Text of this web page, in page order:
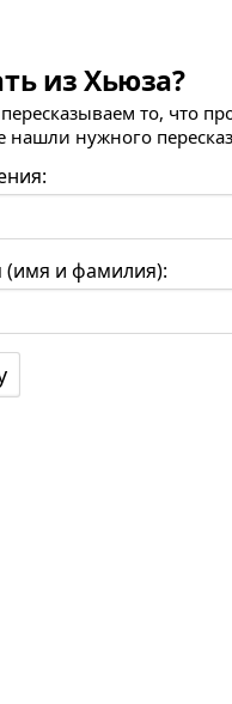
из Хьюза?
то, что
нужного
(имя и фамилия):